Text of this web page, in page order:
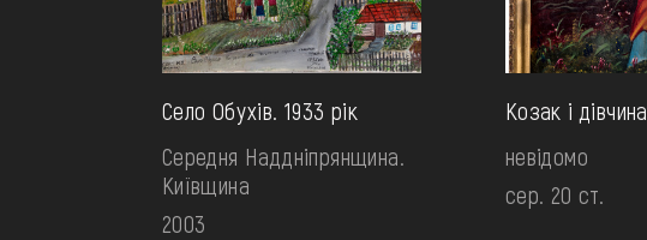
Село Обухів. 1933 рік
Середня Наддніпрянщина.
Київщина
2003
Козак і дівчина
невідомо
сер. 20 ст.